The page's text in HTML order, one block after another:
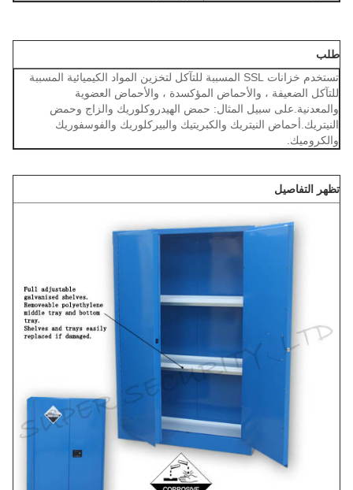
طلب
تستخدم خزانات SSL المسببة للتآكل لتخزين المواد الكيميائية المسببة
للتآكل الضعيفة ، والأحماض المؤكسدة ، والأحماض العضوية
والمعدنية.على سبيل المثال: حمض الهيدروكلوريك والزاج وحمض
النيتريك.أحماض النيتريك والكبريتيك والبيركلوريك والفوسفوريك
والكروميك.
تظهر التفاصيل